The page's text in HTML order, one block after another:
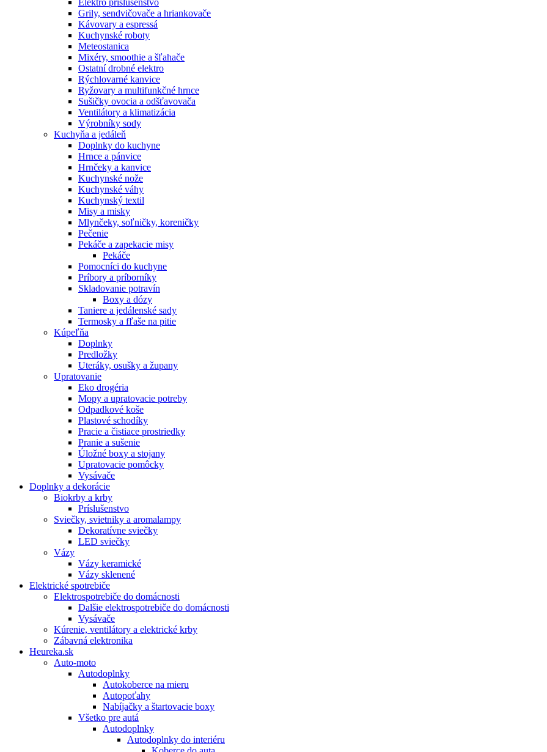
Elektro príslušenstvo
Grily, sendvičovače a hriankovače
Kávovary a espressá
Kuchynské roboty
Meteostanica
Mixéry, smoothie a šľahače
Ostatní drobné elektro
Rýchlovarné kanvice
Ryžovary a multifunkčné hrnce
Sušičky ovocia a odšťavovača
Ventilátory a klimatizácia
Výrobníky sody
Kuchyňa a jedáleň
Doplnky do kuchyne
Hrnce a pánvice
Hrnčeky a kanvice
Kuchynské nože
Kuchynské váhy
Kuchynský textil
Misy a misky
Mlynčeky, soľničky, koreničky
Pečenie
Pekáče a zapekacie misy
Pekáče
Pomocníci do kuchyne
Príbory a príborníky
Skladovanie potravín
Boxy a dózy
Taniere a jedálenské sady
Termosky a fľaše na pitie
Kúpeľňa
Doplnky
Predložky
Uteráky, osušky a župany
Upratovanie
Eko drogéria
Mopy a upratovacie potreby
Odpadkové koše
Plastové schodíky
Pracie a čistiace prostriedky
Pranie a sušenie
Úložné boxy a stojany
Upratovacie pomôcky
Vysávače
Doplnky a dekorácie
Biokrby a krby
Príslušenstvo
Sviečky, svietniky a aromalampy
Dekoratívne sviečky
LED sviečky
Vázy
Vázy keramické
Vázy sklenené
Elektrické spotrebiče
Elektrospotrebiče do domácnosti
Dalšie elektrospotrebiče do domácnosti
Vysávače
Kúrenie, ventilátory a elektrické krby
Zábavná elektronika
Heureka.sk
Auto-moto
Autodoplnky
Autokoberce na mieru
Autopoťahy
Nabíjačky a štartovacie boxy
Všetko pre autá
Autodoplnky
Autodoplnky do interiéru